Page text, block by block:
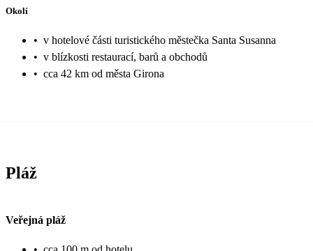
Okolí
• v hotelové části turistického městečka Santa Susanna
• v blízkosti restaurací, barů a obchodů
• cca 42 km od města Girona
Pláž
Veřejná pláž